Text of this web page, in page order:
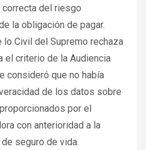
correcta del riesgo
la obligación de pagar.
lo Civil del Supremo rechaza
el criterio de la Audiencia
consideró que no había
de los datos sobre
por el
con anterioridad a la
seguro de vida.